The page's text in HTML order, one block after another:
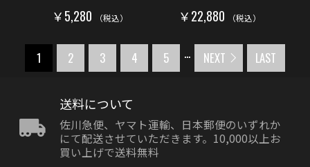
￥5,280 （税込） ￥22,880 （税込）
1 2 3 4 5 ... NEXT LAST
送料について
佐川急便、ヤマト運輸、日本郵便のいずれか
にて配送させていただきます。10,000以上お
買い上げで送料無料